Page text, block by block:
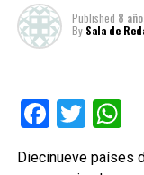
Published 8
By Sala de
Diecinueve países